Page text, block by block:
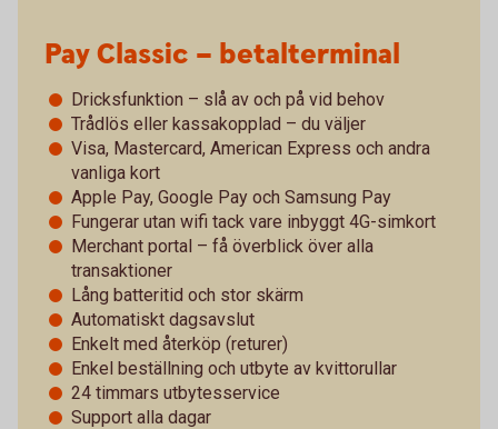
Pay Classic – betalterminal
Dricksfunktion – slå av och på vid behov
Trådlös eller kassakopplad – du väljer
Visa, Mastercard, American Express och andra
vanliga kort
Apple Pay, Google Pay och Samsung Pay
Fungerar utan wifi tack vare inbyggt 4G-simkort
Merchant portal – få överblick över alla
transaktioner
Lång batteritid och stor skärm
Automatiskt dagsavslut
Enkelt med återköp (returer)
Enkel beställning och utbyte av kvittorullar
24 timmars utbytesservice
Support alla dagar